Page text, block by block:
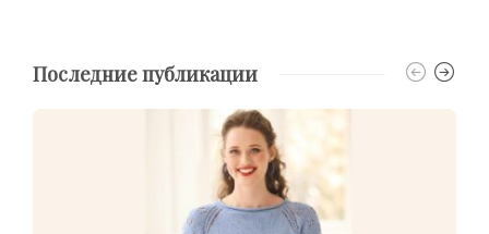
Последние публикации